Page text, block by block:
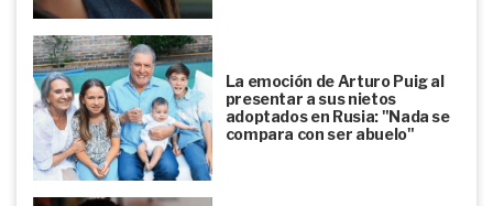
La emoción de Arturo Puig al
presentar a sus nietos
adoptados en Rusia: "Nada se
compara con ser abuelo"